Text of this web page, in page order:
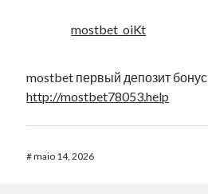
mostbet_oiKt
mostbet первый депозит бонус
http://mostbet78053.help
#maio 14, 2026